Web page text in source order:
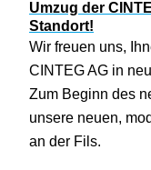
Umzug der
Standort!
Wir freuen uns,
CINTEG AG in
Zum Beginn des
unsere neuen,
an der Fils.